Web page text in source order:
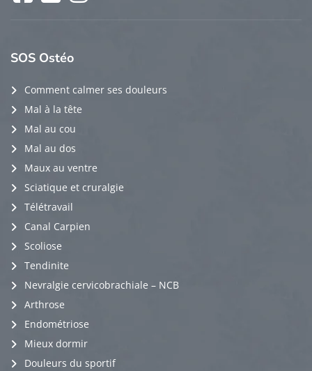
SOS Ostéo
Comment calmer ses douleurs
Mal à la tête
Mal au cou
Mal au dos
Maux au ventre
Sciatique et cruralgie
Télétravail
Canal Carpien
Scoliose
Tendinite
Nevralgie cervicobrachiale – NCB
Arthrose
Endométriose
Mieux dormir
Douleurs du sportif